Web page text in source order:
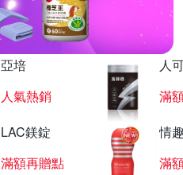
亞培
人氣熱銷
人
滿
LAC鎂錠
滿額再贈點
情
滿